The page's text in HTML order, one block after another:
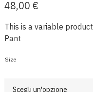
48,00 €
This is a variable
Pant
Size